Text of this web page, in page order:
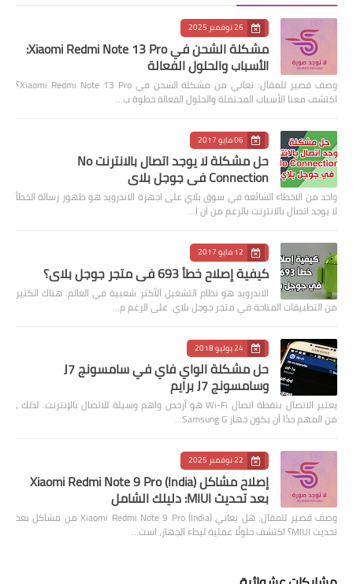
26 نوفمبر 2025
مشكلة الشحن في Xiaomi Redmi Note 13 Pro:
الأسباب والحلول الفعالة
وصف قصير للمقال: تعاني من مشكلة الشحن في Xiaomi Redmi Note 13 Pro؟
اكتشف معنا الأسباب المحتملة والحلول الفعالة خطوة ب…
06 مايو 2017
حل مشكلة لا يوجد اتصال بالانترنت No
Connection في جوجل بلاي
واحد من الاخطاء الشائعة في سوق بلاي على اجهزة الاندرويد هو ظهور رسالة الخطأ
لا يوجد اتصال بالانترنت بالرغم من ان ا…
12 مايو 2017
كيفية إصلاح خطأ 693 في متجر جوجل بلاي؟
الاندرويد هو نظام التشغيل الأكثر شعبية في العالم. هناك الكثير
من التطبيقات المتاحة في متجر جوجل بلاي. على الرغم م…
24 يوليو 2018
حل مشكلة الواي فاي في سامسونج J7
وسامسونج J7 برايم
يعتبر الاتصال بنقطة اتصال Wi-Fi هو أرخص واهم وسيلة للاتصال بالإنترنت. لذلك ،
من المهم جدًا أن يكون جهاز Samsung G…
22 نوفمبر 2025
إصلاح مشاكل Xiaomi Redmi Note 9 Pro (India)
بعد تحديث MIUI: دليلك الشامل
وصف قصير للمقال: هل يعاني Xiaomi Redmi Note 9 Pro (India) من مشاكل بعد
تحديث MIUI؟ اكتشف حلولًا عملية لبطء الجهاز، است…